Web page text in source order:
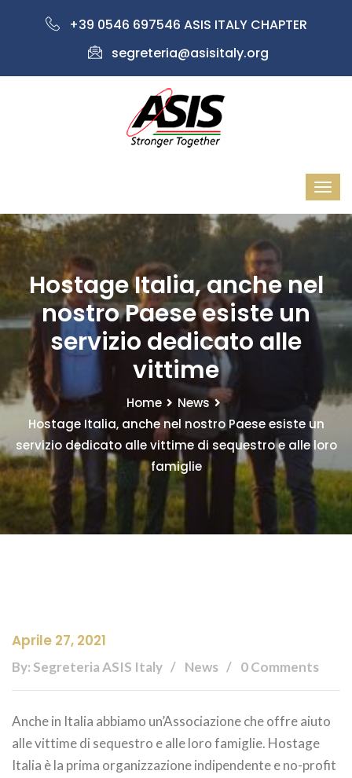
+39 0546 697546 ASIS ITALY CHAPTER
segreteria@asisitaly.org
Hostage Italia, anche nel
nostro Paese esiste un
servizio dedicato alle
vittime
Home
News
Hostage Italia, anche nel nostro Paese esiste un
servizio dedicato alle vittime di sequestro e alle loro
famiglie
Aprile 27, 2021
By: Segreteria ASIS Italy News 0 Comments
Anche in Italia abbiamo un’Associazione che offre aiuto
alle vittime di sequestro e alle loro famiglie. Hostage
Italia è la prima organizzazione indipendente e no-profit